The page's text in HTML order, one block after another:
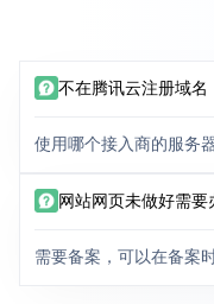
不在腾讯云注册域名
使用哪个接入商的服务
网站网页未做好需要
需要备案，可以在备案